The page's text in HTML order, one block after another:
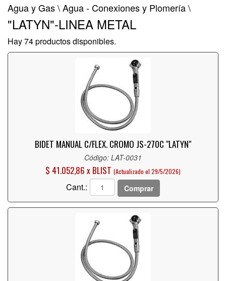
Agua y Gas \Agua - Conexiones y Plomería \
"LATYN"-LINEA METAL
Hay 74 productos disponibles.
BIDET MANUAL C/FLEX. CROMO JS-270C "LATYN"
Código: LAT-0031
$ 41.052,86 x BLIST (Actualizado el 29/5/2026)
Cant.: Comprar